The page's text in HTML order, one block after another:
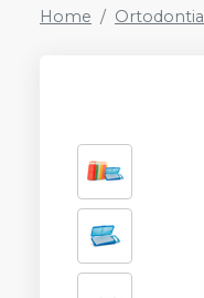
Home Ortodontia